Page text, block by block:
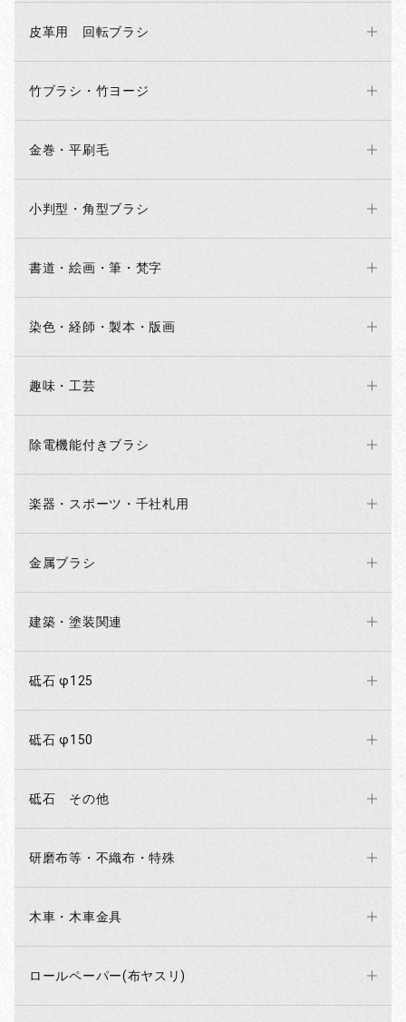
皮革用 回転ブラシ
竹ブラシ・竹ヨージ
金巻・平刷毛
小判型・角型ブラシ
書道・絵画・筆・梵字
染色・経師・製本・版画
趣味・工芸
除電機能付きブラシ
楽器・スポーツ・千社札用
金属ブラシ
建築・塗装関連
砥石 φ125
砥石 φ150
砥石 その他
研磨布等・不織布・特殊
木車・木車金具
ロールペーパー(布ヤスリ)